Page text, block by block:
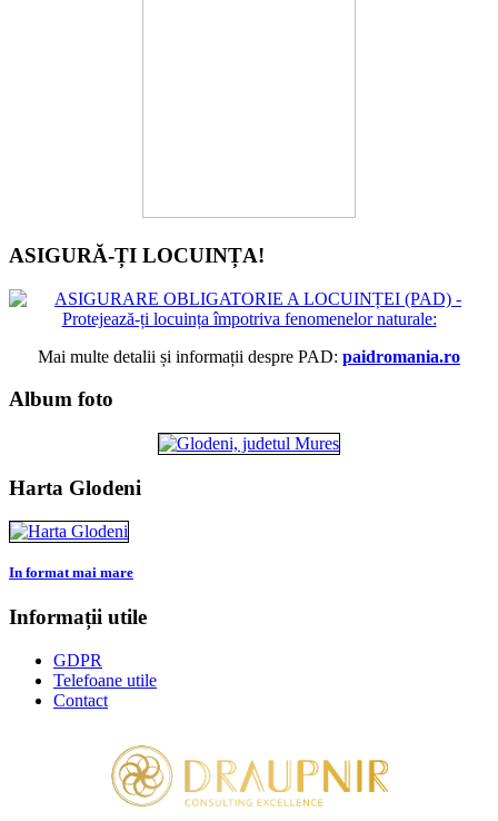
ASIGURĂ-ȚI LOCUINȚA!
Mai multe detalii și informații despre PAD: paidromania.ro
Album foto
Harta Glodeni
In format mai mare
Informații utile
GDPR
Telefoane utile
Contact